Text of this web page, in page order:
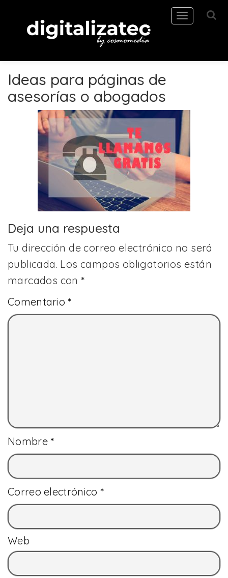
Toggle
navigation
Ideas para páginas de
asesorías o abogados
Deja una respuesta
Tu dirección de correo electrónico no será
publicada. Los campos obligatorios están
marcados con*
Comentario*
Nombre*
Correo electrónico *
Web